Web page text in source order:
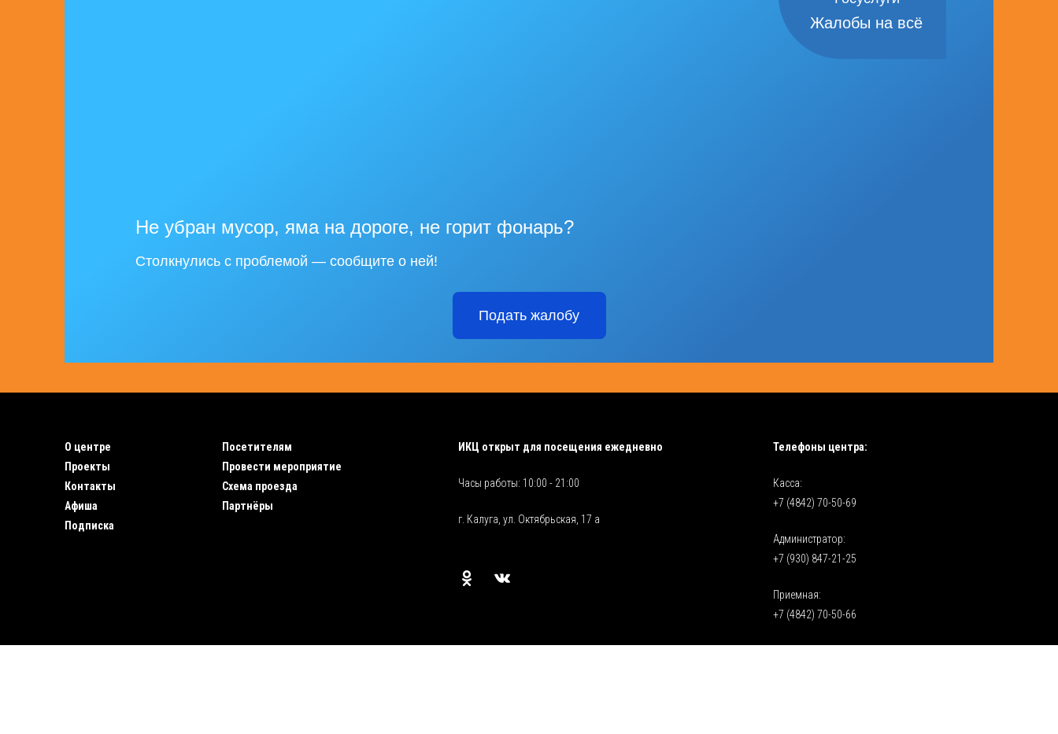
Жалобы на всё
Не убран мусор, яма на дороге, не горит фонарь?
Столкнулись с проблемой — сообщите о ней!
Подать жалобу
О центре
Проекты
Контакты
Афиша
Подписка
Посетителям
Провести мероприятие
Схема проезда
Партнёры
ИКЦ открыт для посещения ежедневно
Часы работы: 10:00 - 21:00
г. Калуга, ул. Октябрьская, 17 а
Телефоны центра:
Касса:
+7 (4842) 70-50-69
Администратор:
+7 (930) 847-21-25
Приемная:
+7 (4842) 70-50-66